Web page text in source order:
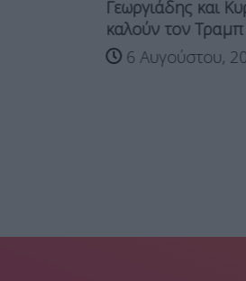
Γεωργιάδης και
καλούν τον Τραμπ
6 Αυγούστου,